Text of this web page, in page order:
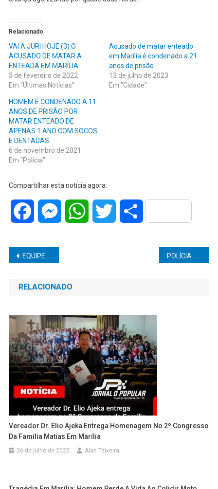
Relacionado
VAI A JURI HOJE (3) O
ACUSADO DE MATAR A
ENTEADA EM MARÍLIA
3 de fevereiro de 2022
Em "Últimas Notícias"
Acusado de matar enteado
em Marília é condenado a 21
anos de prisão
13 de julho de 2023
Em "Cidade"
HOMEM É CONDENADO A 11
ANOS DE PRISÃO POR
MATAR ENTEADO DE
APENAS 1 ANO COM SOCOS
E DENTADAS
6 de novembro de 2021
Em "Polícia"
Compartilhar esta notícia agora:
Facebook MessengerWhatsAppTwitter Share
Navegação
de
Post
EQUIPE YARA CLUBE/ SELJ-MARÍLIA PERDE JOGO EM MADRID NA ESPANHA POLÍCIA PRENDE ADOLESCETE DE 17 ANOS POR TRÁFICO DE DROGAS NA VILA BARROS
RELACIONADO
Vereador Dr. Elio Ajeka Entrega Homenagem No 2º Congresso
Da Família Matias Em Marília
26 de julho de 2025 Alan Teixeira